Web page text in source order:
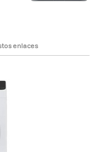
enlaces